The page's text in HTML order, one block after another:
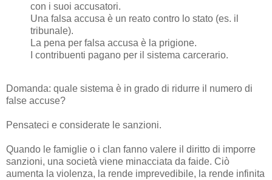
con i suoi accusatori.
Una falsa accusa è un reato contro lo stato (es. il
tribunale).
La pena per falsa accusa è la prigione.
I contribuenti pagano per il sistema carcerario.
Domanda: quale sistema è in grado di ridurre il numero di
false accuse?
Pensateci e considerate le sanzioni.
Quando le famiglie o i clan fanno valere il diritto di imporre
sanzioni, una società viene minacciata da faide. Ciò
aumenta la violenza, la rende imprevedibile, la rende infinita